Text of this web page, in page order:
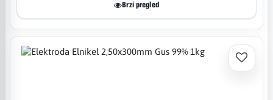
Brzi pregled